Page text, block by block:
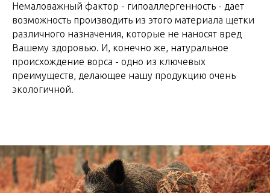
Немаловажный фактор - гипоаллергенность - дает
возможность производить из этого материала щетки
различного назначения, которые не наносят вред
Вашему здоровью. И, конечно же, натуральное
происхождение ворса - одно из ключевых
преимуществ, делающее нашу продукцию очень
экологичной.